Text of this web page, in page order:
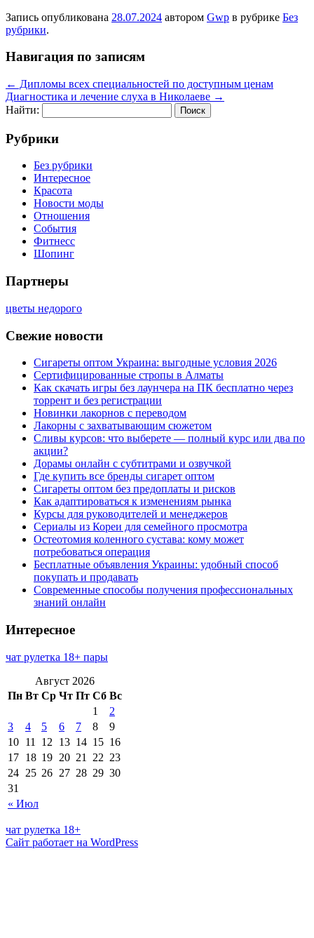
Запись опубликована 28.07.2024 автором Gwp в рубрике Без
рубрики.
Навигация по записям
← Дипломы всех специальностей по доступным ценам
Диагностика и лечение слуха в Николаеве →
Найти:
Рубрики
Без рубрики
Интересное
Красота
Новости моды
Отношения
События
Фитнесс
Шопинг
Партнеры
цветы недорого
Свежие новости
Сигареты оптом Украина: выгодные условия 2026
Сертифицированные стропы в Алматы
Как скачать игры без лаунчера на ПК бесплатно через
торрент и без регистрации
Новинки лакорнов с переводом
Лакорны с захватывающим сюжетом
Сливы курсов: что выберете — полный курс или два по
акции?
Дорамы онлайн с субтитрами и озвучкой
Где купить все бренды сигарет оптом
Сигареты оптом без предоплаты и рисков
Как адаптироваться к изменениям рынка
Курсы для руководителей и менеджеров
Сериалы из Кореи для семейного просмотра
Остеотомия коленного сустава: кому может
потребоваться операция
Бесплатные объявления Украины: удобный способ
покупать и продавать
Современные способы получения профессиональных
знаний онлайн
Интересное
чат рулетка 18+ пары
Август 2026
Пн Вт Ср Чт Пт Сб Вс
« Июл
1
2
3
4 5 6 7 8
9
10 11 12 13 14 15 16
17 18 19 20 21 22 23
24 25 26 27 28 29 30
31
чат рулетка 18+
Сайт работает на WordPress